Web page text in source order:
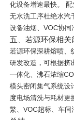
化设备增速最快。
无水洗工序杜绝水汽
设备油烟、VOC协同
五、若源环保相关
若源环保深耕熔喷、
研发改造，可根据挤
一体化、沸石浓缩
模头密闭集气系统设
度电场清洗与耗材更
繁、VOC超标、车间